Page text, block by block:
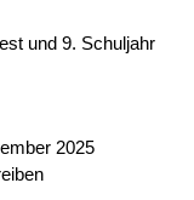
und 9. Schuljahr
2025